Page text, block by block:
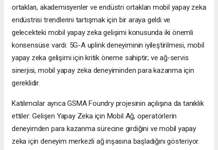
ortakları, akademisyenler ve endüstri ortakları mobil yapay zeka
endüstrisi trendlerini tartışmak için bir araya geldi ve
gelecekteki mobil yapay zeka gelişimi konusunda iki önemli
konsensüse vardı: 5G-A uplink deneyiminin iyileştirilmesi, mobil
yapay zeka gelişimi için kritik öneme sahiptir; ve ağ-servis
sinerjisi, mobil yapay zeka deneyiminden para kazanma için
gereklidir.
Katılımcılar ayrıca GSMA Foundry projesinin açılışına da tanıklık
ettiler: Gelişen Yapay Zeka için Mobil Ağ, operatörlerin
deneyimden para kazanma sürecine girdiğini ve mobil yapay
zeka için deneyim merkezli ağ inşasına başladığını gösteriyor.